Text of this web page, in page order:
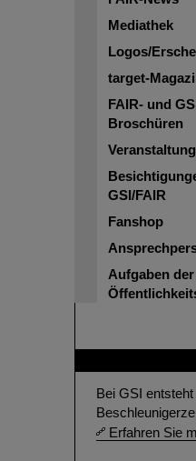
Mediathek
Logos/
target-
FAIR- und
Broschüren
GSI/FAIR
Fanshop
Aufgaben
Bei GSI
Erfahren Sie